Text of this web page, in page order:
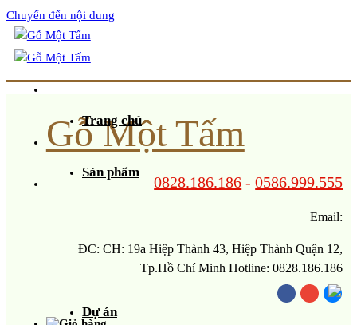
Chuyển đến nội dung
Gỗ Một Tấm
0828.186.186 -0586.999.555
Email:
ĐC: CH: 19a Hiệp Thành 43, Hiệp Thành Quận 12,
Tp.Hồ Chí Minh Hotline: 0828.186.186
Trang chủ
Sản phẩm
Dự án